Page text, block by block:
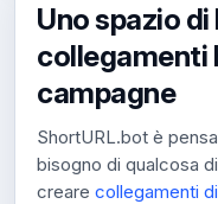
Uno spazio
collegamenti
campagne
ShortURL.bot è
bisogno di qualcosa
creare collegamenti